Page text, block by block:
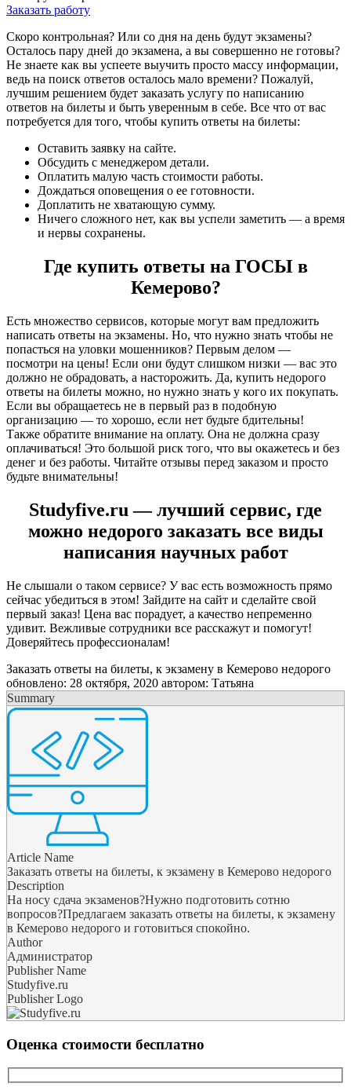
Заказать работу
Скоро контрольная? Или со дня на день будут экзамены?
Осталось пару дней до экзамена, а вы совершенно не готовы?
Не знаете как вы успеете выучить просто массу информации,
ведь на поиск ответов осталось мало времени? Пожалуй,
лучшим решением будет заказать услугу по написанию
ответов на билеты и быть уверенным в себе. Все что от вас
потребуется для того, чтобы купить ответы на билеты:
Оставить заявку на сайте.
Обсудить с менеджером детали.
Оплатить малую часть стоимости работы.
Дождаться оповещения о ее готовности.
Доплатить не хватающую сумму.
Ничего сложного нет, как вы успели заметить — а время
и нервы сохранены.
Где купить ответы на ГОСЫ в
Кемерово?
Есть множество сервисов, которые могут вам предложить
написать ответы на экзамены. Но, что нужно знать чтобы не
попасться на уловки мошенников? Первым делом —
посмотри на цены! Если они будут слишком низки — вас это
должно не обрадовать, а насторожить. Да, купить недорого
ответы на билеты можно, но нужно знать у кого их покупать.
Если вы обращаетесь не в первый раз в подобную
организацию — то хорошо, если нет будьте бдительны!
Также обратите внимание на оплату. Она не должна сразу
оплачиваться! Это большой риск того, что вы окажетесь и без
денег и без работы. Читайте отзывы перед заказом и просто
будьте внимательны!
Studyfive.ru — лучший сервис, где
можно недорого заказать все виды
написания научных работ
Не слышали о таком сервисе? У вас есть возможность прямо
сейчас убедиться в этом! Зайдите на сайт и сделайте свой
первый заказ! Цена вас порадует, а качество непременно
удивит. Вежливые сотрудники все расскажут и помогут!
Доверяйтесь профессионалам!
Заказать ответы на билеты, к экзамену в Кемерово недорого
обновлено: 28 октября, 2020 автором: Татьяна
Summary
Article Name
Заказать ответы на билеты, к экзамену в Кемерово недорого
Description
На носу сдача экзаменов?Нужно подготовить сотню
вопросов?Предлагаем заказать ответы на билеты, к экзамену
в Кемерово недорого и готовиться спокойно.
Author
Администратор
Publisher Name
Studyfive.ru
Publisher Logo
Оценка стоимости бесплатно